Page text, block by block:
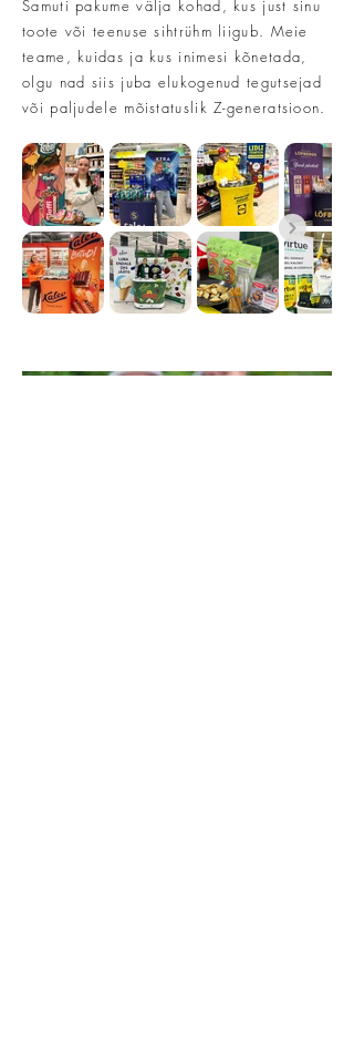
Samuti pakume välja kohad, kus just sinu
toote või teenuse sihtrühm liigub. Meie
teame, kuidas ja kus inimesi kõnetada,
olgu nad siis juba elukogenud tegutsejad
või paljudele mõistatuslik Z-generatsioon.